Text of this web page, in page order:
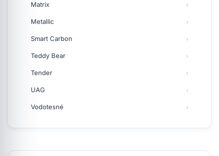
Matrix
Metallic
Smart Carbon
Teddy Bear
Tender
UAG
Vodotesné